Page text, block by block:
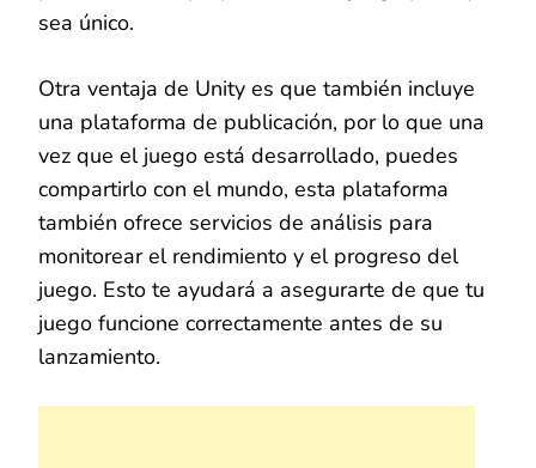
sea único.
Otra ventaja de Unity es que también incluye
una plataforma de publicación, por lo que una
vez que el juego está desarrollado, puedes
compartirlo con el mundo, esta plataforma
también ofrece servicios de análisis para
monitorear el rendimiento y el progreso del
juego. Esto te ayudará a asegurarte de que tu
juego funcione correctamente antes de su
lanzamiento.